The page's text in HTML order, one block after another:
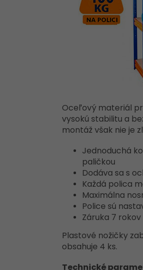
Oceľový materiál
vysokú stabilitu a
montáž však nie je
Jednoduchá
paličkou
Dodáva sa s
Každá polica
Maximálna
Police sú
Záruka 7 rokov
Plastové nožičky
obsahuje 4 ks.
Technické